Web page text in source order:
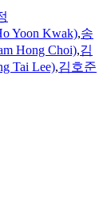
Yoon Kwak),송
Hong Choi),김
Tai Lee),김호준